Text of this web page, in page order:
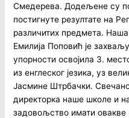
Смедерева. Додељене су
постигнуте резултате на
различитих предмета.
Емилија Поповић је
упорности освојила 3.
из енглеског језика, уз
Јасмине Штрбачки.
директорка наше школе и
задовољство имати овакве